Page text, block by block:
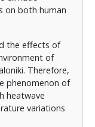
Οι
από
Επιφανείας-
15
στον Κρατικό
Έτσι,
διάστημα 54
κατώτατες
αέρα, τόσο
on both human
the effects of
of
Therefore,
phenomenon of
heatwave
variations